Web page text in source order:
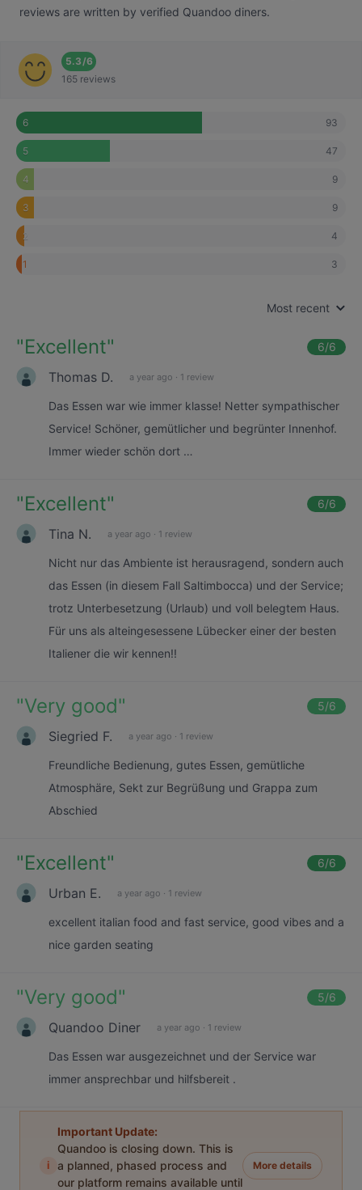
reviews are written by verified Quandoo diners.
5.3/6
165 reviews
6 93
5 47
4 9
3 9
2 4
1 3
Most recent
"Excellent" 6/6
Thomas D. a year ago · 1 review
Das Essen war wie immer klasse! Netter sympathischer
Service! Schöner, gemütlicher und begrünter Innenhof.
Immer wieder schön dort …
"Excellent" 6/6
Tina N. a year ago · 1 review
Nicht nur das Ambiente ist herausragend, sondern auch
das Essen (in diesem Fall Saltimbocca) und der Service;
trotz Unterbesetzung (Urlaub) und voll belegtem Haus.
Für uns als alteingesessene Lübecker einer der besten
Italiener die wir kennen!!
"Very good" 5/6
Siegried F. a year ago · 1 review
Freundliche Bedienung, gutes Essen, gemütliche
Atmosphäre, Sekt zur Begrüßung und Grappa zum
Abschied
"Excellent" 6/6
Urban E. a year ago · 1 review
excellent italian food and fast service, good vibes and a
nice garden seating
"Very good" 5/6
Quandoo Diner a year ago · 1 review
Das Essen war ausgezeichnet und der Service war
immer ansprechbar und hilfsbereit .
i
Important Update:
Quandoo is closing down. This is
a planned, phased process and
our platform remains available until
More details